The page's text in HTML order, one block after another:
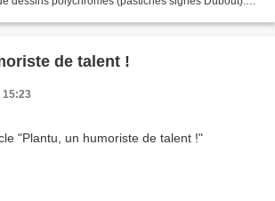
de talent !
15:23